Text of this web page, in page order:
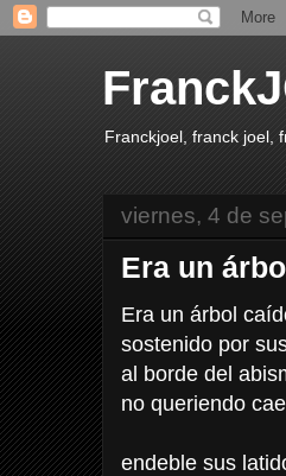
Franckjoel, franck joel,
viernes, 4 de
Era un
Era un árbol
sostenido por
al borde del
no queriendo
endeble sus